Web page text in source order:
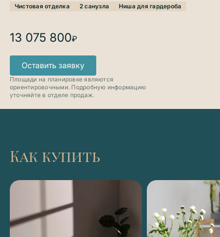
Чистовая отделка 2 санузла Ниша для гардероба
13 075 800₽
Оставить заявку
Площади на планировке являются
ориентировочными. Подробную информацию
уточняйте в отделе продаж.
Как купить